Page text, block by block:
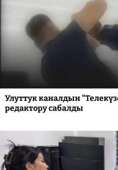
Улуттук каналдын
редактору сабалды